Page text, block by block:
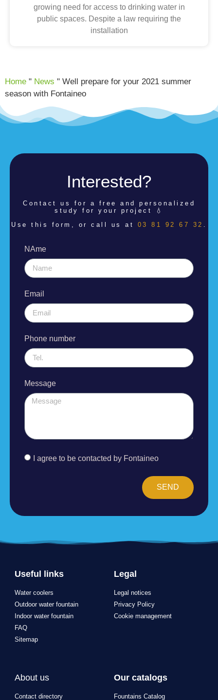
growing need for access to drinking water in
public spaces. Despite a law requiring the
installation
Home " News " Well prepare for your 2021 summer
season with Fontaineo
Interested?
Contact us for a free and personalized
study for your project 💧
Use this form, or call us at 03 81 92 67 32 .
NAme
Email
Phone number
Message
I agree to be contacted by Fontaineo
SEND
Useful links
Water coolers
Outdoor water fountain
Indoor water fountain
FAQ
Sitemap
Legal
Legal notices
Privacy Policy
Cookie management
About us
Contact directory
Our catalogs
Fountains Catalog